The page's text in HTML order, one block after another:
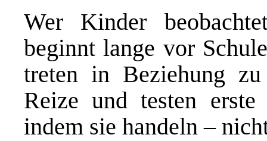
Wer Kinder
beginnt lange vor
treten in Beziehung
Reize und testen erste
indem sie handeln –